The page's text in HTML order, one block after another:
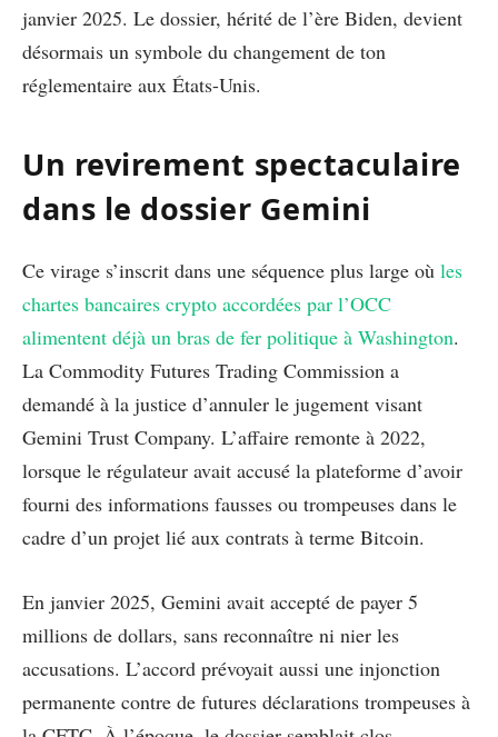
janvier 2025. Le dossier, hérité de l’ère Biden, devient
désormais un symbole du changement de ton
réglementaire aux États-Unis.
Un revirement spectaculaire
dans le dossier Gemini
Ce virage s’inscrit dans une séquence plus large où les
chartes bancaires crypto accordées par l’OCC
alimentent déjà un bras de fer politique à Washington.
La Commodity Futures Trading Commission a
demandé à la justice d’annuler le jugement visant
Gemini Trust Company. L’affaire remonte à 2022,
lorsque le régulateur avait accusé la plateforme d’avoir
fourni des informations fausses ou trompeuses dans le
cadre d’un projet lié aux contrats à terme Bitcoin.
En janvier 2025, Gemini avait accepté de payer 5
millions de dollars, sans reconnaître ni nier les
accusations. L’accord prévoyait aussi une injonction
permanente contre de futures déclarations trompeuses à